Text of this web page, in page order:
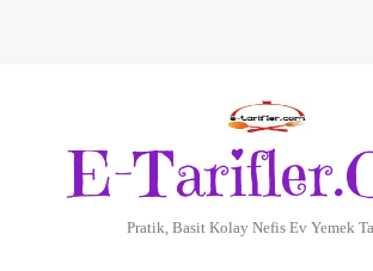
E-
Pratik, Basit Kolay Nefis Ev Yemek